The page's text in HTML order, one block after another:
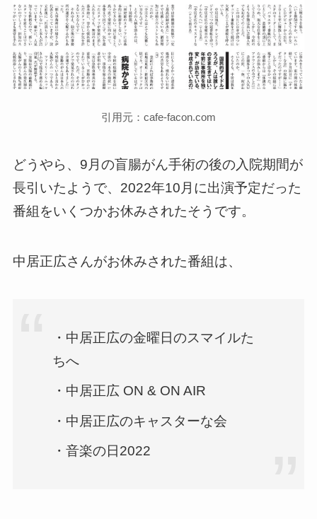
引用元：cafe-facon.com
どうやら、9月の盲腸がん手術の後の入院期間が
長引いたようで、2022年10月に出演予定だった
番組をいくつかお休みされたそうです。
中居正広さんがお休みされた番組は、
・中居正広の金曜日のスマイルた
ちへ
・中居正広 ON & ON AIR
・中居正広のキャスターな会
・音楽の日2022